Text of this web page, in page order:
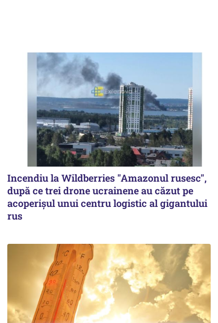
Incendiu la Wildberries "Amazonul rusesc",
după ce trei drone ucrainene au căzut pe
acoperişul unui centru logistic al gigantului
rus